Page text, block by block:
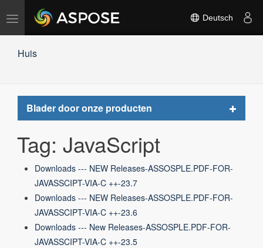
Navigation
umschalten
Deutsch
Huis
Blader door onze producten
Toggle
Tag: JavaScript
Downloads --- NEW Releases-ASSOSPLE.PDF-FOR-
JAVASSCIPT-VIA-C ++-23.7
Downloads --- NEW Releases-ASSOSPLE.PDF-FOR-
JAVASSCIPT-VIA-C ++-23.6
Downloads --- New Releases-ASSOSPLE.PDF-FOR-
JAVASSCIPT-VIA-C ++-23.5